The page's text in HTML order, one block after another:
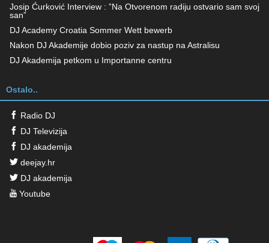
Josip Ćurković Interview : ”Na Otvorenom radiju ostvario sam svoj
san”
DJ Academy Croatia Sommer Wett bewerb
Nakon DJ Akademije dobio poziv za nastup na Astralisu
DJ Akademija petkom u Importanne centru
Ostalo..
Radio DJ
DJ Televizija
DJ akademija
deejay.hr
DJ akademija
Youtube